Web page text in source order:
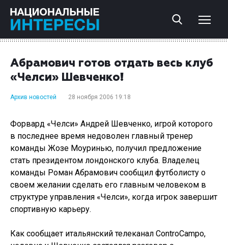
Абрамович готов отдать весь клуб
«Челси» Шевченко!
Архив новостей 28 ноября 2006 19:18
Форвард «Челси» Андрей Шевченко, игрой которого
в последнее время недоволен главный тренер
команды Жозе Моуринью, получил предложение
стать президентом лондонского клуба. Владелец
команды Роман Абрамович сообщил футболисту о
своем желании сделать его главным человеком в
структуре управления «Челси», когда игрок завершит
спортивную карьеру.
Как сообщает итальянский телеканал ControCampo,